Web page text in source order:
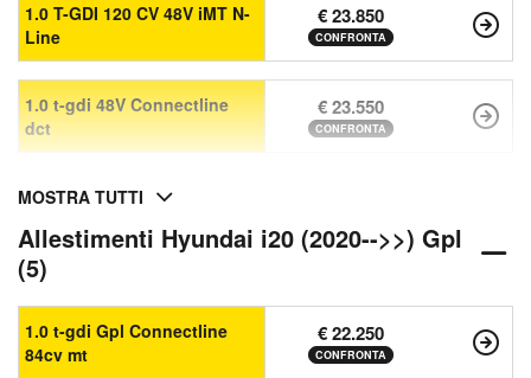
1.0 T-GDI 120 CV 48V iMT N-
Line
€ 23.850
CONFRONTA
1.0 t-gdi 48V Connectline
dct
€ 23.550
CONFRONTA
MOSTRA TUTTI
Allestimenti Hyundai i20 (2020-->>) Gpl
(5)
1.0 t-gdi Gpl Connectline
84cv mt
€ 22.250
CONFRONTA